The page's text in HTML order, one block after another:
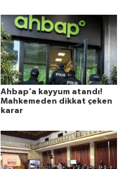
Ahbap’a kayyum atandı!
Mahkemeden dikkat çeken
karar